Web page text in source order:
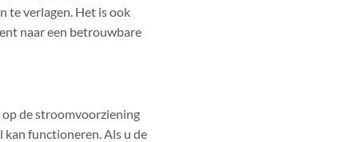
te verlagen. Het is ook
naar een betrouwbare
de stroomvoorziening
functioneren. Als u de